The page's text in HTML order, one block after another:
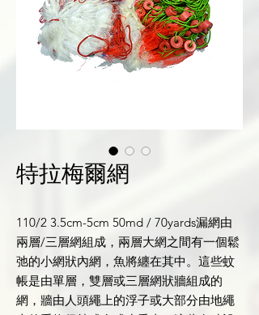
特拉梅爾網
110/2 3.5cm-5cm 50md / 70yards漏網由
兩層/三層網組成，兩層大網之間有一個鬆
弛的小網狀內網，魚將纏在其中。這些蚊
帳是由單層，雙層或三層網狀牆組成的
網，牆由人頭繩上的浮子或大部分由地繩